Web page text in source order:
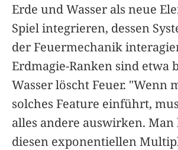
Erde und Wasser als neue
Spiel integrieren, dessen
der Feuermechanik
Erdmagie-Ranken sind etwa
Wasser löscht Feuer. "Wenn
solches Feature einführt,
alles andere auswirken. Man
diesen exponentiellen